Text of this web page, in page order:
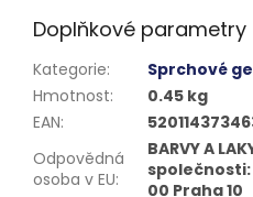
Doplňkové parametry
Kategorie:
Sprchové
Hmotnost:
0.45 kg
EAN:
Odpovědná
osoba v EU:
BARVY A
společnosti:
00 Praha 10